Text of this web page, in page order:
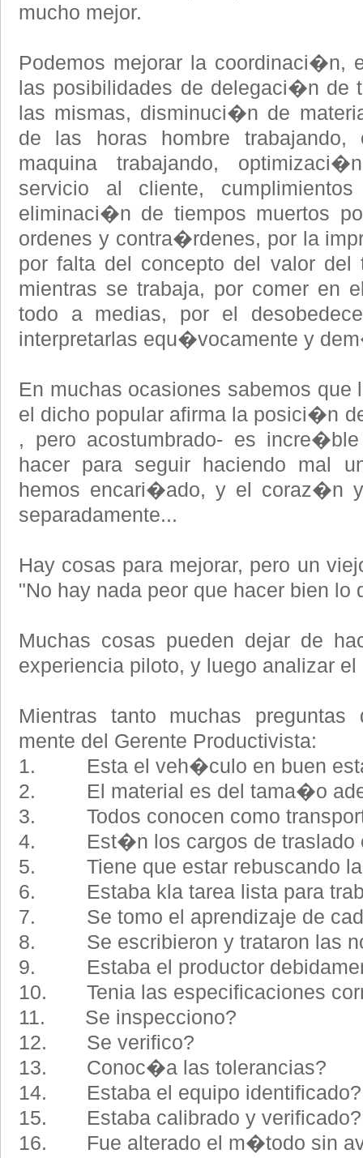
mucho mejor.
Podemos mejorar la coordinaci�n,
las posibilidades de delegaci�n de
las mismas, disminuci�n de
de las horas hombre
maquina trabajando,
servicio al cliente,
eliminaci�n de tiempos muertos
ordenes y contra�rdenes, por la
por falta del concepto del valor del
mientras se trabaja, por comer en
todo a medias, por el
interpretarlas equ�vocamente y
En muchas ocasiones sabemos
el dicho popular afirma la posici�n
, pero acostumbrado- es
hacer para seguir haciendo mal
hemos encari�ado, y el coraz�n
separadamente...
Hay cosas para mejorar, pero un
"No hay nada peor que hacer bien lo
Muchas cosas pueden dejar de
experiencia piloto, y luego analizar el
Mientras tanto muchas
mente del Gerente Productivista:
1. Esta el veh�culo en buen
2. El material es del tama�o
3. Todos conocen como
4. Est�n los cargos de traslado
5. Tiene que estar rebuscando
6. Estaba kla tarea lista para
7. Se tomo el aprendizaje de
8. Se escribieron y trataron las
9. Estaba el productor
10. Tenia las especificaciones
11. Se inspecciono?
12. Se verifico?
13. Conoc�a las tolerancias?
14. Estaba el equipo identificado?
15. Estaba calibrado y verificado?
16. Fue alterado el m�todo sin